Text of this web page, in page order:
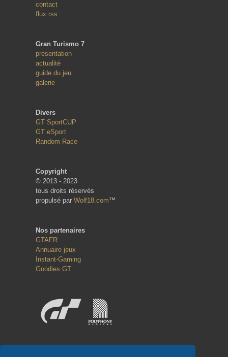
contact
flux rss
Gran Turismo 7
présentation
actualité
guide du jeu
galerie
Divers
GT SportCUP
GT eSport
Random Race
Copyright
© 2013 - 2023
tous droits réservés
propulsé par Wolf18.com™
Nos partenaires
GTAFR
Annuaire jeux
Instant-Gaming
Goodies GT